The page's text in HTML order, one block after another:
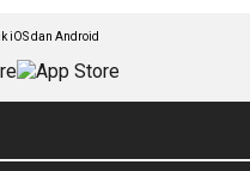
iOS dan Android